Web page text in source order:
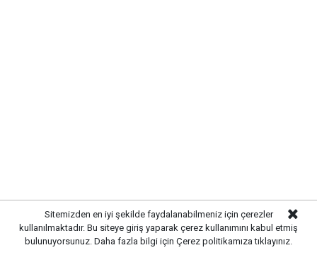
Sitemizden en iyi şekilde faydalanabilmeniz için çerezler
kullanılmaktadır. Bu siteye giriş yaparak çerez kullanımını kabul etmiş
bulunuyorsunuz. Daha fazla bilgi için Çerez politikamıza tıklayınız.